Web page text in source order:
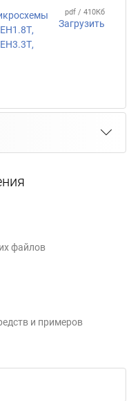
pdf / 410Кб
Загрузить
файлов
и примеров